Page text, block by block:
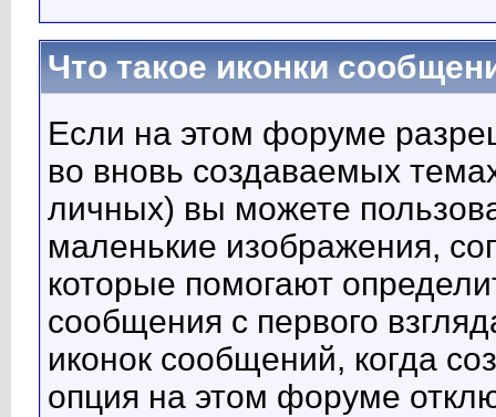
Что такое иконки
Если на этом форуме
во вновь создаваемых
личных) вы можете
маленькие изображения,
которые помогают
сообщения с первого
иконок сообщений, когда
опция на этом форуме